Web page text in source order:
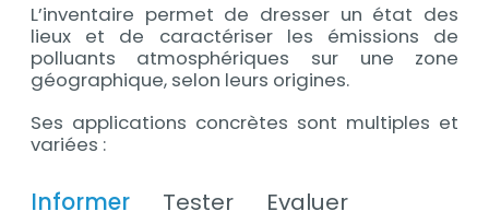
L’inventaire permet de dresser un état des
lieux et de caractériser les émissions de
polluants atmosphériques sur une zone
géographique, selon leurs origines.
Ses applications concrètes sont multiples et
variées :
Informer Tester
Evaluer